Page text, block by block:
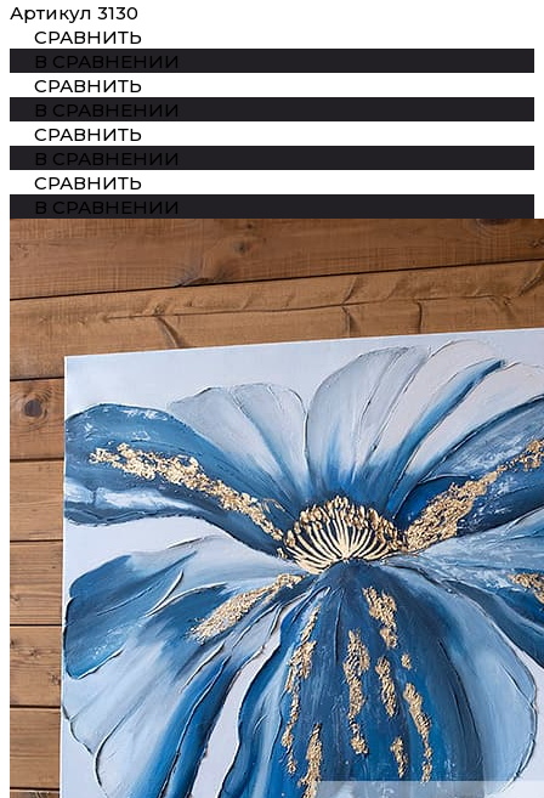
Артикул 3130
СРАВНИТЬ
В СРАВНЕНИИ
СРАВНИТЬ
В СРАВНЕНИИ
СРАВНИТЬ
В СРАВНЕНИИ
СРАВНИТЬ
В СРАВНЕНИИ